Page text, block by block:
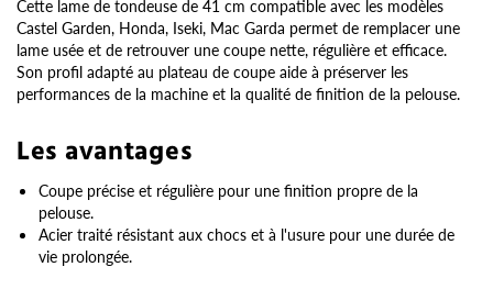
Cette lame de tondeuse de 41 cm compatible avec les modèles
Castel Garden, Honda, Iseki, Mac Garda permet de remplacer une
lame usée et de retrouver une coupe nette, régulière et efficace.
Son profil adapté au plateau de coupe aide à préserver les
performances de la machine et la qualité de finition de la pelouse.
Les avantages
Coupe précise et régulière pour une finition propre de la
pelouse.
Acier traité résistant aux chocs et à l'usure pour une durée de
vie prolongée.